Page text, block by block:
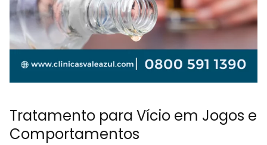
Tratamento para Vício em Jogos e
Comportamentos